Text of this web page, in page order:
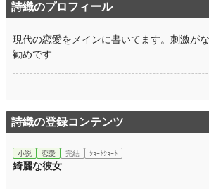
累計ポイント 327,283 pt (14,291 位)
詩織のプロフィール
現代の恋愛をメインに書いてます。刺激が
勧めです
詩織の登録コンテンツ
小説 恋愛 完結 ｼｮｰﾄｼｮｰﾄ
綺麗な彼女